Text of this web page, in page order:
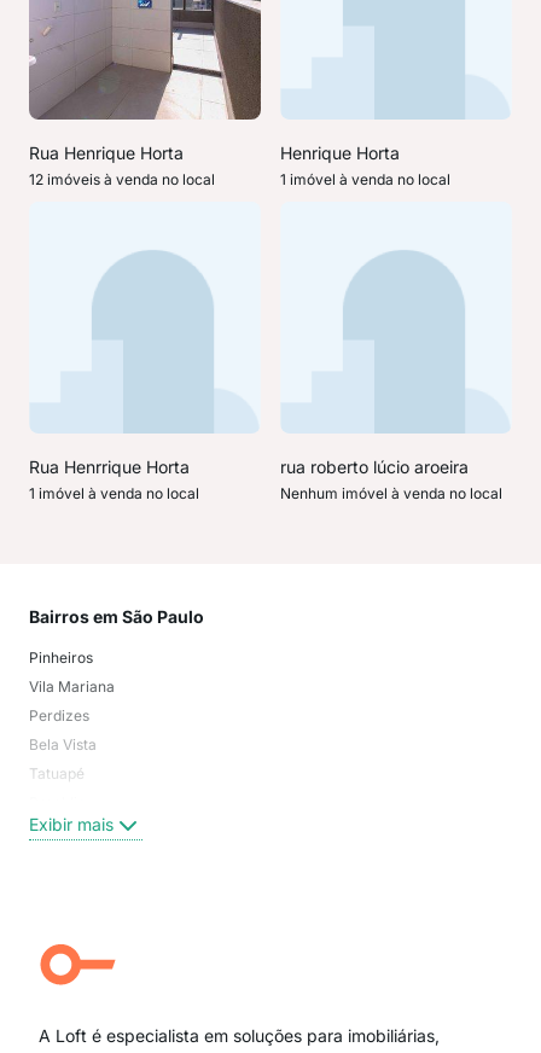
Rua Henrique Horta
12 imóveis à venda no local
Henrique Horta
1 imóvel à venda no local
Rua Henrrique Horta
1 imóvel à venda no local
rua roberto lúcio aroeira
Nenhum imóvel à venda no local
Bairros em São Paulo
Pinheiros
Vila Mariana
Perdizes
Bela Vista
Tatuapé
Centro
Campo Belo
Ipiranga
Paraíso
Exibir mais
A Loft é especialista em soluções para imobiliárias,